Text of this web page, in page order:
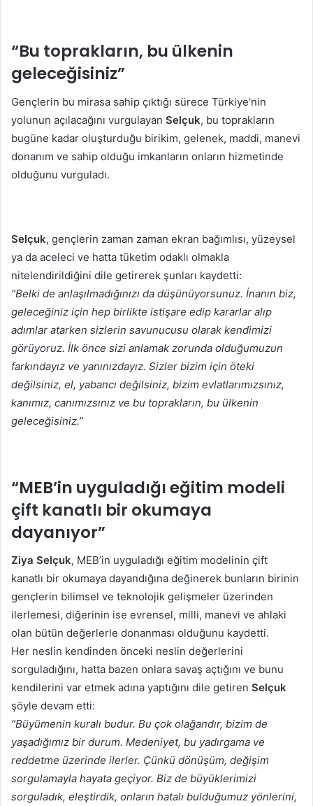
“Bu toprakların, bu ülkenin
geleceğisiniz”
Gençlerin bu mirasa sahip çıktığı sürece Türkiye’nin
yolunun açılacağını vurgulayan Selçuk, bu toprakların
bugüne kadar oluşturduğu birikim, gelenek, maddi, manevi
donanım ve sahip olduğu imkanların onların hizmetinde
olduğunu vurguladı.
Selçuk, gençlerin zaman zaman ekran bağımlısı, yüzeysel
ya da aceleci ve hatta tüketim odaklı olmakla
nitelendirildiğini dile getirerek şunları kaydetti:
“Belki de anlaşılmadığınızı da düşünüyorsunuz. İnanın biz,
geleceğiniz için hep birlikte istişare edip kararlar alıp
adımlar atarken sizlerin savunucusu olarak kendimizi
görüyoruz. İlk önce sizi anlamak zorunda olduğumuzun
farkındayız ve yanınızdayız. Sizler bizim için öteki
değilsiniz, el, yabancı değilsiniz, bizim evlatlarımızsınız,
kanımız, canımızsınız ve bu toprakların, bu ülkenin
geleceğisiniz.”
“MEB’in uyguladığı eğitim modeli
çift kanatlı bir okumaya
dayanıyor”
Ziya Selçuk, MEB’in uyguladığı eğitim modelinin çift
kanatlı bir okumaya dayandığına değinerek bunların birinin
gençlerin bilimsel ve teknolojik gelişmeler üzerinden
ilerlemesi, diğerinin ise evrensel, milli, manevi ve ahlaki
olan bütün değerlerle donanması olduğunu kaydetti.
Her neslin kendinden önceki neslin değerlerini
sorguladığını, hatta bazen onlara savaş açtığını ve bunu
kendilerini var etmek adına yaptığını dile getiren Selçuk
şöyle devam etti:
“Büyümenin kuralı budur. Bu çok olağandır, bizim de
yaşadığımız bir durum. Medeniyet, bu yadırgama ve
reddetme üzerinde ilerler. Çünkü dönüşüm, değişim
sorgulamayla hayata geçiyor. Biz de büyüklerimizi
sorguladık, eleştirdik, onların hatalı bulduğumuz yönlerini,